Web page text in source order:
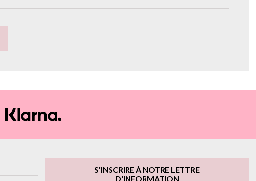
S'INSCRIRE À NOTRE LETTRE
D'INFORMATION